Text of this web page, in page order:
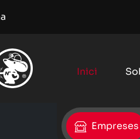
Inici
Empreses